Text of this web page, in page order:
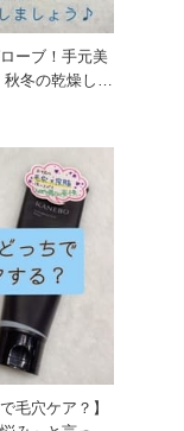
ーブ！手元美
毛穴ケア？】